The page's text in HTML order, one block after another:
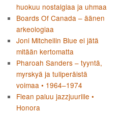
huokuu nostalgiaa ja uhmaa
Boards Of Canada – äänen
arkeologiaa
Joni Mitchellin Blue ei jätä
mitään kertomatta
Pharoah Sanders – tyyntä,
myrskyä ja tuliperäistä
voimaa • 1964–1974
Flean paluu jazzjuurille •
Honora